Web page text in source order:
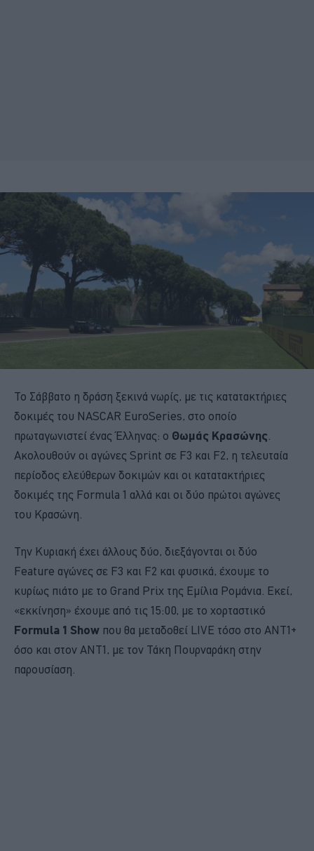
Το Σάββατο η δράση ξεκινά νωρίς, με τις κατατακτήριες
δοκιμές του NASCAR EuroSeries, στο οποίο
πρωταγωνιστεί ένας Έλληνας: ο Θωμάς Κρασώνης.
Ακολουθούν οι αγώνες Sprint σε F3 και F2, η τελευταία
περίοδος ελεύθερων δοκιμών και οι κατατακτήριες
δοκιμές της Formula 1 αλλά και οι δύο πρώτοι αγώνες
του Κρασώνη.
Την Κυριακή έχει άλλους δύο, διεξάγονται οι δύο
Feature αγώνες σε F3 και F2 και φυσικά, έχουμε το
κυρίως πιάτο με το Grand Prix της Εμίλια Ρομάνια. Εκεί,
«εκκίνηση» έχουμε από τις 15:00, με το χορταστικό
Formula 1 Show που θα μεταδοθεί LIVE τόσο στο ANT1+
όσο και στον ΑΝΤ1, με τον Τάκη Πουρναράκη στην
παρουσίαση.